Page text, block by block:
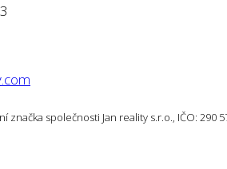
značka společnosti Jan reality s.r.o., IČO: 290